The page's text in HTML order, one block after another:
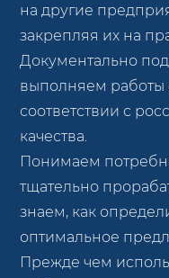
на другие
закрепляя их на
Документально
выполняем работы
соответствии с
качества.
Понимаем
тщательно
знаем, как
оптимальное
Прежде чем